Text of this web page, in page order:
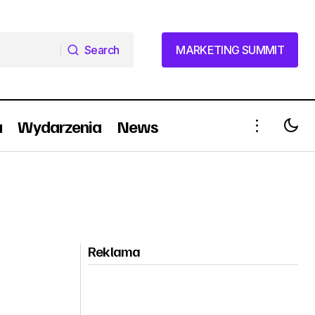
Search
MARKETING SUMMIT
MARKETING SUMMIT
Wydarzenia News
Reklama